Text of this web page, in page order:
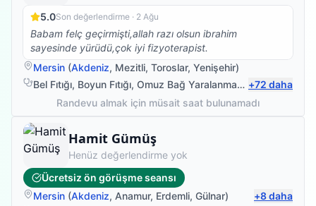
5.0Son değerlendirme · 2 Ağu
Babam felç geçirmişti,allah razı olsun ibrahim
sayesinde yürüdü,çok iyi fizyoterapist.
Mersin (Akdeniz, Mezitli, Toroslar, Yenişehir)
Bel Fıtığı, Boyun Fıtığı, Omuz Bağ Yaralanması ,Protez
+72 daha
Randevu almak için müsait saat bulunamadı
Hamit Gümüş
Fizyoterapist
Henüz değerlendirme yok
Ücretsiz ön görüşme seansı
Mersin (Akdeniz, Anamur, Erdemli, Gülnar) +8daha